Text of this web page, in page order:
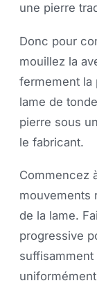
une pierre
Donc pour
mouillez la
fermement la
lame de
pierre sous
le fabricant.
Commencez
mouvements
de la lame.
progressive